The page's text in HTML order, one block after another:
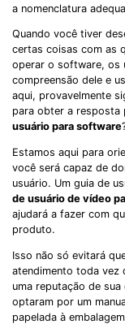
a nomenclatura
Quando você tiver
certas coisas com as
operar o software, os
compreensão dele e
aqui, provavelmente
para obter a resposta
usuário para software
Estamos aqui para
você será capaz de
usuário. Um guia de
de usuário de vídeo
ajudará a fazer com
produto.
Isso não só evitará
atendimento toda vez
uma reputação de
optaram por um
papelada à